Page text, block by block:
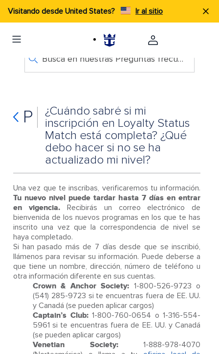
Visitando desde United States? Ir al sitio
Busca en nuestras Preguntas frecuentes
P
¿Cuándo sabré si mi
inscripción en Loyalty Status
Match está completa? ¿Qué
debo hacer si no se ha
actualizado mi nivel?
Una vez que te inscribas, verificaremos tu información.
Tu nuevo nivel puede tardar hasta 7 días en entrar
en vigencia.Recibirás un correo electrónico de
bienvenida de los nuevos programas en los que te has
inscrito una vez que la correspondencia de nivel se
haya completado.
Si han pasado más de 7 días desde que se inscribió,
llámenos para revisar su información. Puede deberse a
que tiene un nombre, dirección, número de teléfono u
otra información diferente en sus cuentas.
Crown & Anchor Society: 1-800-526-9723 o
(541) 285-9723 si te encuentras fuera de EE. UU.
y Canadá (se pueden aplicar cargos)
Captain’s Club:1-800-760-0654 o 1-316-554-
5961 si te encuentras fuera de EE. UU. y Canadá
(se pueden aplicar cargos)
Venetian Society:1-888-978-4070